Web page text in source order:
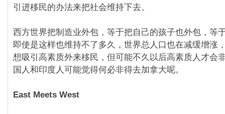
引进移民的办法来把社会维持下去。
西方世界把制造业外包，等于把自己的孩子也外包，等
即使是这样也维持不了多久，世界总人口也在减缓增涨
想吸引高素质外来移民，但可能不久以后高素质人才会
国人和印度人可能觉得何必非得去加拿大呢。
East Meets West